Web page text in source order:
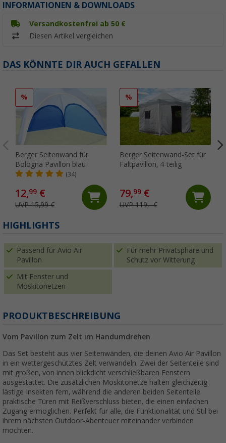
INFORMATIONEN & DOWNLOADS
Versandkostenfrei ab 50 €
Diesen Artikel vergleichen
DAS KÖNNTE DIR AUCH GEFALLEN
%
Berger Seitenwand für
Bologna Pavillon blau
(34)
12,99 €
UVP 15,99 €
%
Berger Seitenwand-Set für
Faltpavillon, 4-teilig
79,99€
UVP 119,- €
HIGHLIGHTS
Passend für Avio Air
Pavillon
Für mehr Privatsphäre und
Schutz vor Witterung
Mit Fenster und
Moskitonetzen
PRODUKTBESCHREIBUNG
Vom Pavillon zum Zelt im Handumdrehen
Das Set besteht aus vier Seitenwänden, die deinen Avio Air Pavillon
in ein wettergeschütztes Zelt verwandeln. Zwei der Seitenteile sind
mit großen, von innen blickdicht verschließbaren Fenstern
ausgestattet. Die zusätzlichen Moskitonetze halten gleichzeitig
lästige Insekten fern, während die anderen beiden Seitenteile
praktische Türen mit Reißverschluss bieten. die einen einfachen
Zugang ermöglichen. Perfekt für alle, die Funktionalität und Stil bei
ihrem nächsten Outdoor-Abenteuer miteinander verbinden
möchten.